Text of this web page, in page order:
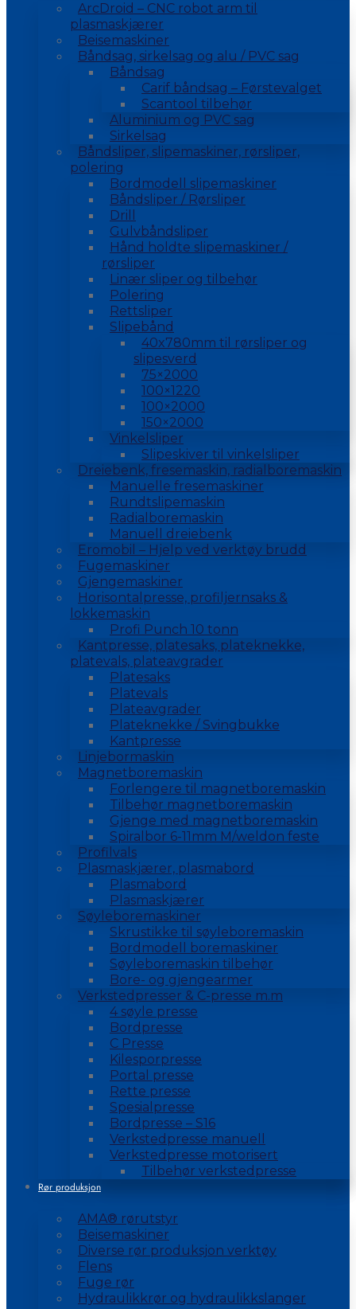
ArcDroid – CNC robot arm til
plasmaskjærer
Beisemaskiner
Båndsag, sirkelsag og alu / PVC sag
Båndsag
Carif båndsag – Førstevalget
Scantool tilbehør
Aluminium og PVC sag
Sirkelsag
Båndsliper, slipemaskiner, rørsliper,
polering
Bordmodell slipemaskiner
Båndsliper / Rørsliper
Drill
Gulvbåndsliper
Hånd holdte slipemaskiner /
rørsliper
Linær sliper og tilbehør
Polering
Rettsliper
Slipebånd
40x780mm til rørsliper og
slipesverd
75×2000
100×1220
100×2000
150×2000
Vinkelsliper
Slipeskiver til vinkelsliper
Dreiebenk, fresemaskin, radialboremaskin
Manuelle fresemaskiner
Rundtslipemaskin
Radialboremaskin
Manuell dreiebenk
Eromobil – Hjelp ved verktøy brudd
Fugemaskiner
Gjengemaskiner
Horisontalpresse, profiljernsaks &
lokkemaskin
Profi Punch 10 tonn
Kantpresse, platesaks, plateknekke,
platevals, plateavgrader
Platesaks
Platevals
Plateavgrader
Plateknekke / Svingbukke
Kantpresse
Linjebormaskin
Magnetboremaskin
Forlengere til magnetboremaskin
Tilbehør magnetboremaskin
Gjenge med magnetboremaskin
Spiralbor 6-11mm M/weldon feste
Profilvals
Plasmaskjærer, plasmabord
Plasmabord
Plasmaskjærer
Søyleboremaskiner
Skrustikke til søyleboremaskin
Bordmodell boremaskiner
Søyleboremaskin tilbehør
Bore- og gjengearmer
Verkstedpresser & C-presse m.m
4 søyle presse
Bordpresse
C Presse
Kilesporpresse
Portal presse
Rette presse
Spesialpresse
Bordpresse – S16
Verkstedpresse manuell
Verkstedpresse motorisert
Tilbehør verkstedpresse
Rør produksjon
AMA® rørutstyr
Beisemaskiner
Diverse rør produksjon verktøy
Flens
Fuge rør
Hydraulikkrør og hydraulikkslanger